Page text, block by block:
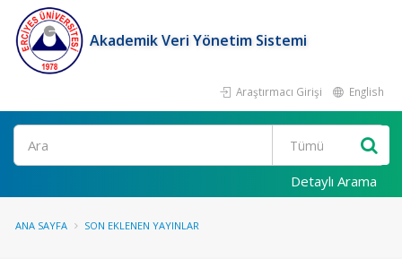
Akademik Veri Yönetim Sistemi
Araştırmacı Girişi English
Ara
Detaylı Arama
ANA SAYFA SON EKLENEN YAYINLAR